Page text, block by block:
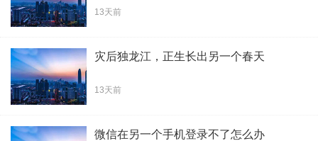
13天前
灾后独龙江，正生长出另一个春天
13天前
微信在另一个手机登录不了怎么办